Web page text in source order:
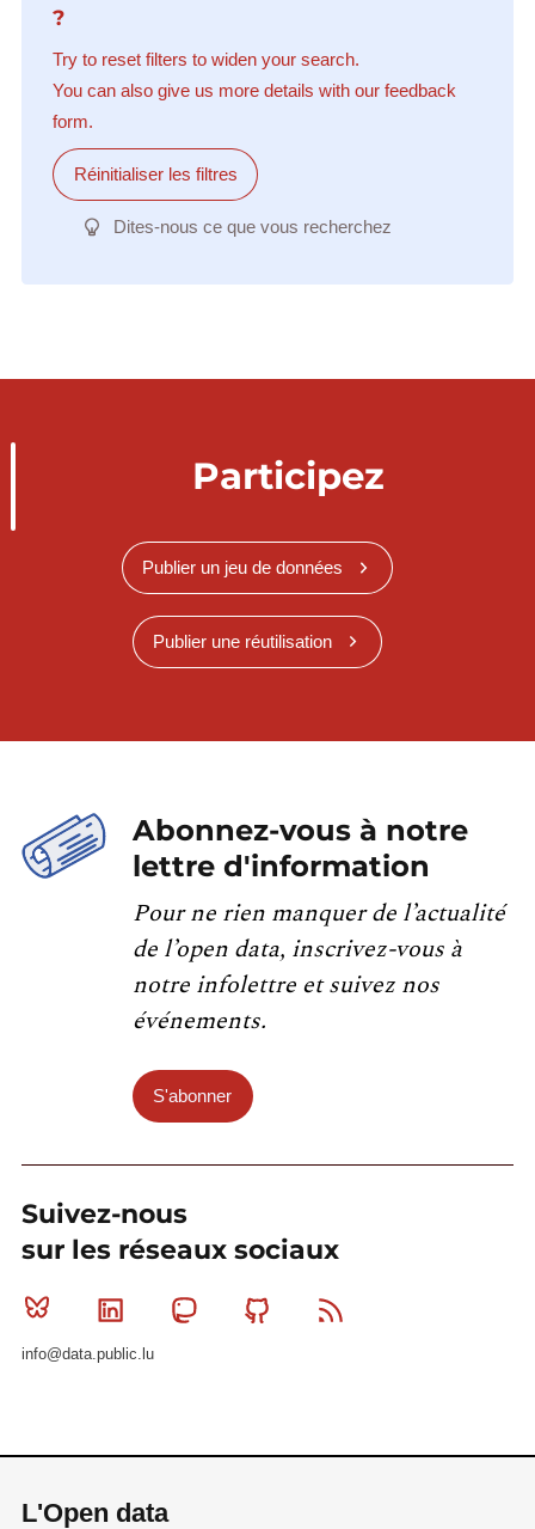
?
Try to reset filters to widen your search.
You can also give us more details with our feedback
form.
Réinitialiser les filtres
Dites-nous ce que vous recherchez
Participez
Publier un jeu de données
Publier une réutilisation
Abonnez-vous à notre
lettre d'information
Pour ne rien manquer de l’actualité
de l’open data, inscrivez-vous à
notre infolettre et suivez nos
événements.
S'abonner
Suivez-nous
sur les réseaux sociaux
Bluesky Linkedin MastodonGithub
info@data.public.lu
L'Open data